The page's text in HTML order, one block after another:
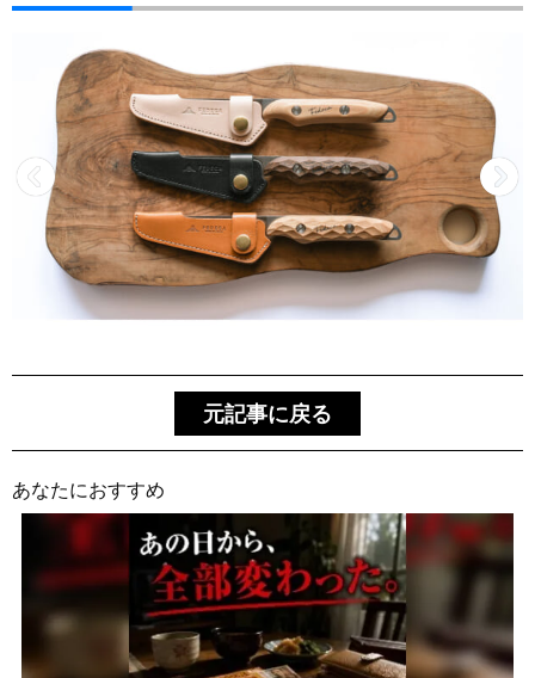
元記事に戻る
あなたにおすすめ